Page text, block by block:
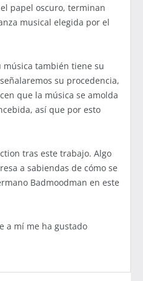
papel oscuro, terminan
musical elegida por el
también tiene su
su procedencia,
que la música se amolda
así que por esto
tras este trabajo. Algo
a sabiendas de cómo se
Badmoodman en este
a mí me ha gustado